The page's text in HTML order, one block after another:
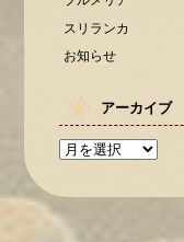
スリランカ
お知らせ
アーカイブ